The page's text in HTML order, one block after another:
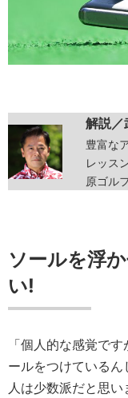
解説／
豊富な
レッス
原ゴル
ソールを浮
い!
「個人的な感覚で
ールをつけているん
人は少数派だと思